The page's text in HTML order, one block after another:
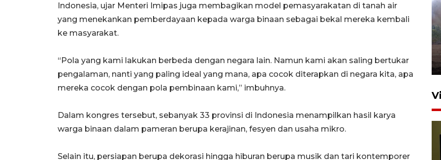
Indonesia, ujar Menteri Imipas juga membagikan model pemasyarakatan di tanah air
yang menekankan pemberdayaan kepada warga binaan sebagai bekal mereka kembali
ke masyarakat.
“Pola yang kami lakukan berbeda dengan negara lain. Namun kami akan saling bertukar
pengalaman, nanti yang paling ideal yang mana, apa cocok diterapkan di negara kita, apa
mereka cocok dengan pola pembinaan kami,” imbuhnya.
Dalam kongres tersebut, sebanyak 33 provinsi di Indonesia menampilkan hasil karya
warga binaan dalam pameran berupa kerajinan, fesyen dan usaha mikro.
Selain itu, persiapan berupa dekorasi hingga hiburan berupa musik dan tari kontemporer
Sebanyak 62 penumpang
selamat dari kebakaran KM
4 Agustus 2026 19:23